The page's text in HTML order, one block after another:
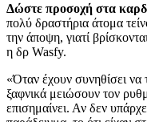
Δώστε προσοχή στα
πολύ δραστήρια άτομα
την άποψη, γιατί
η δρ Wasfy.
«Όταν έχουν συνηθίσει να
ξαφνικά μειώσουν τον
επισημαίνει. Αν δεν